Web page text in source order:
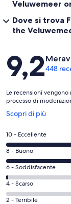
Veluwemeer
Dove si trova
the
Recensioni
9,2448
Le recensioni
processo di
Scopri di più
Apertura
un’altra
finestra
Valutazione
di
10
-
Eccellente.
269
su
10 - Eccellente
Valutazione
di
8
-
Buono.
8 - Buono
Valutazione
di
6
-
6 - Soddisfacente
Valutazione
di
4 - Scarso
Valutazione
2 - Terribile